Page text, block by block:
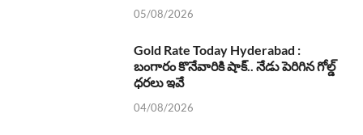
05/08/2026
Gold Rate Today Hyderabad :
బంగారం కొనేవారికి షాక్.. నేడు పెరిగిన గోల్డ్
ధరలు ఇవే
04/08/2026